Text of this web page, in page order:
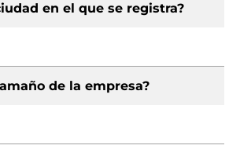
en el que se registra?
de la empresa?